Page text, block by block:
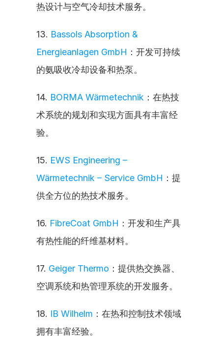
热设计与空气冷却技术服务。
13. Bassols Absorption &
Energieanlagen GmbH ：开发可持续
的氨吸收冷却设备和热泵。
14. BORMA Wärmetechnik ：在热技
术系统的规划和实现方面具有丰富经
验。
15. EWS Engineering –
Wärmetechnik – Service GmbH ：提
供全方位的热技术服务。
16. FibreCoat GmbH ：开发和生产具
有热性能的纤维基材料。
17. Geiger Thermo ：提供热交换器、
空调系统和热管理系统的开发服务。
18. IB Wilhelm ：在热和控制技术领域
拥有丰富经验。